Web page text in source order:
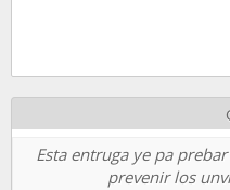
Esta entruga ye pa
prevenir los